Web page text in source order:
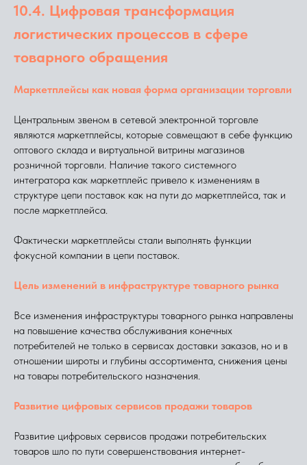
10.4. Цифровая трансформация
логистических процессов в сфере
товарного обращения
Маркетплейсы как новая форма организации торговли
Центральным звеном в сетевой электронной торговле
являются маркетплейсы, которые совмещают в себе функцию
оптового склада и виртуальной витрины магазинов
розничной торговли. Наличие такого системного
интегратора как маркетплейс привело к изменениям в
структуре цепи поставок как на пути до маркетплейса, так и
после маркетплейса.
Фактически маркетплейсы стали выполнять функции
фокусной компании в цепи поставок.
Цель изменений в инфраструктуре товарного рынка
Все изменения инфраструктуры товарного рынка направлены
на повышение качества обслуживания конечных
потребителей не только в сервисах доставки заказов, но и в
отношении широты и глубины ассортимента, снижения цены
на товары потребительского назначения.
Развитие цифровых сервисов продажи товаров
Развитие цифровых сервисов продажи потребительских
товаров шло по пути совершенствования интернет-